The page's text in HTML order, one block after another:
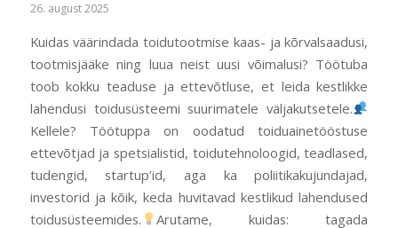
26. august 2025
Kuidas väärindada toidutootmise kaas- ja kõrvalsaadusi,
tootmisjääke ning luua neist uusi võimalusi? Töötuba
toob kokku teaduse ja ettevõtluse, et leida kestlikke
lahendusi toidusüsteemi suurimatele väljakutsetele.
Kellele? Töötuppa on oodatud toiduainetööstuse
ettevõtjad ja spetsialistid, toidutehnoloogid, teadlased,
tudengid, startup’id, aga ka poliitikakujundajad,
investorid ja kõik, keda huvitavad kestlikud lahendused
toidusüsteemides.
Arutame, kuidas: tagada